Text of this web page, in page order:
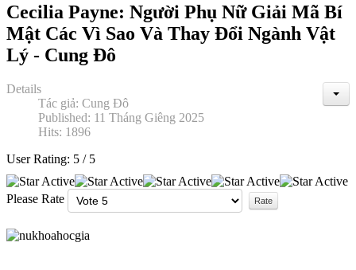
Cecilia Payne: Người Phụ Nữ Giải Mã Bí
Mật Các Vì Sao Và Thay Đổi Ngành Vật
Lý - Cung Đô
Details
Tác giả: Cung Đô
Published: 11 Tháng Giêng 2025
Hits: 1896
User Rating: 5 / 5
Please Rate